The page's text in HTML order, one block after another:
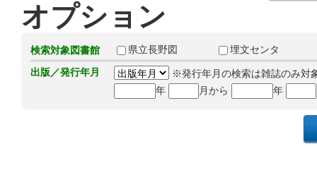
オプション
検索対象図書館 県立長野図
埋文センタ
出版／発行年月
※発行年月の検索は雑誌のみ対
年
月から 年